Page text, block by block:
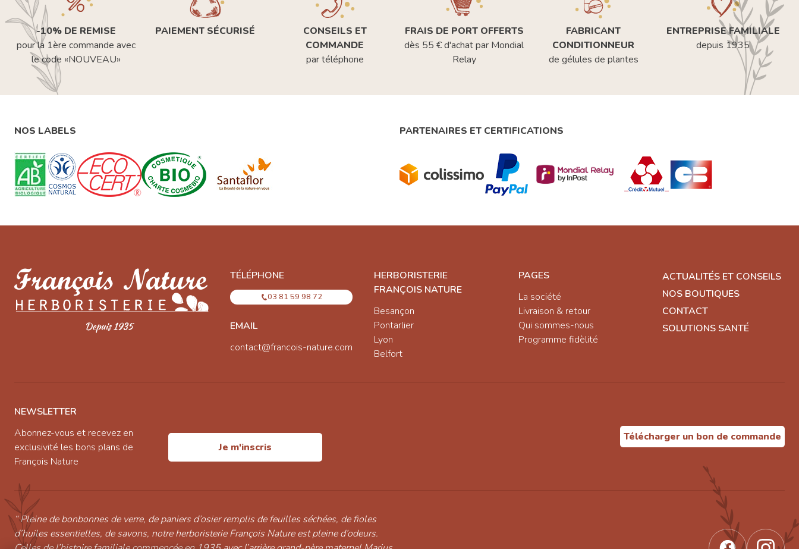
-10% DE REMISE
pour la 1ère commande avec
le code «NOUVEAU»
PAIEMENT SÉCURISÉ
CONSEILS ET
COMMANDE
par téléphone
FRAIS DE PORT OFFERTS
dès 55 € d'achat par Mondial
Relay
FABRICANT
CONDITIONNEUR
de gélules de plantes
ENTREPRISE FAMILIALE
depuis 1935
NOS LABELS PARTENAIRES ET CERTIFICATIONS
TÉLÉPHONE
03 81 59 98 72
EMAIL
contact@francois-nature.com
HERBORISTERIE
FRANÇOIS NATURE
Besançon
Pontarlier
Lyon
Belfort
PAGES
La société
Livraison & retour
Qui sommes-nous
Programme fidèlité
ACTUALITÉS ET CONSEILS
NOS BOUTIQUES
CONTACT
SOLUTIONS SANTÉ
NEWSLETTER
Abonnez-vous et recevez en
exclusivité les bons plans de
François Nature
Je m'inscris
Télécharger un bon de commande
“ Pleine de bonbonnes de verre, de paniers d’osier remplis de feuilles séchées, de fioles
d’huiles essentielles, de savons, notre herboristerie François Nature est pleine d’odeurs.